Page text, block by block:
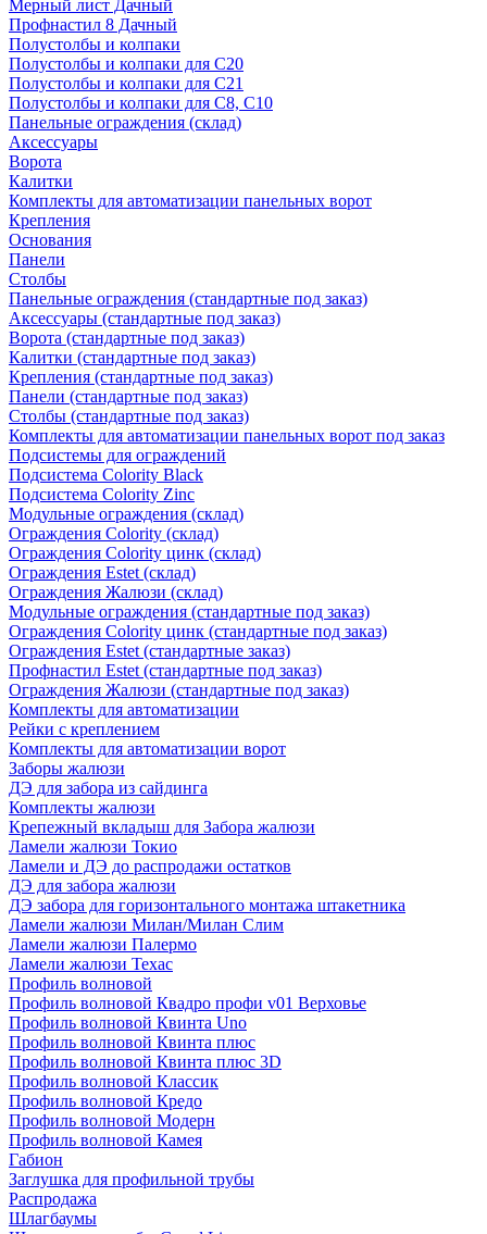
Мерный лист Дачный
Профнастил 8 Дачный
Полустолбы и колпаки
Полустолбы и колпаки для С20
Полустолбы и колпаки для С21
Полустолбы и колпаки для С8, С10
Панельные ограждения (склад)
Аксессуары
Ворота
Калитки
Комплекты для автоматизации панельных ворот
Крепления
Основания
Панели
Столбы
Панельные ограждения (стандартные под заказ)
Аксессуары (стандартные под заказ)
Ворота (стандартные под заказ)
Калитки (стандартные под заказ)
Крепления (стандартные под заказ)
Панели (стандартные под заказ)
Столбы (стандартные под заказ)
Комплекты для автоматизации панельных ворот под заказ
Подсистемы для ограждений
Подсистема Colority Black
Подсистема Colority Zinc
Модульные ограждения (склад)
Ограждения Colority (склад)
Ограждения Colority цинк (склад)
Ограждения Estet (склад)
Ограждения Жалюзи (склад)
Модульные ограждения (стандартные под заказ)
Ограждения Colority цинк (стандартные под заказ)
Ограждения Estet (стандартные заказ)
Профнастил Estet (стандартные под заказ)
Ограждения Жалюзи (стандартные под заказ)
Комплекты для автоматизации
Рейки с креплением
Комплекты для автоматизации ворот
Заборы жалюзи
ДЭ для забора из сайдинга
Комплекты жалюзи
Крепежный вкладыш для Забора жалюзи
Ламели жалюзи Токио
Ламели и ДЭ до распродажи остатков
ДЭ для забора жалюзи
ДЭ забора для горизонтального монтажа штакетника
Ламели жалюзи Милан/Милан Слим
Ламели жалюзи Палермо
Ламели жалюзи Техас
Профиль волновой
Профиль волновой Квадро профи v01 Верховье
Профиль волновой Квинта Uno
Профиль волновой Квинта плюс
Профиль волновой Квинта плюс 3D
Профиль волновой Классик
Профиль волновой Кредо
Профиль волновой Модерн
Профиль волновой Камея
Габион
Заглушка для профильной трубы
Распродажа
Шлагбаумы